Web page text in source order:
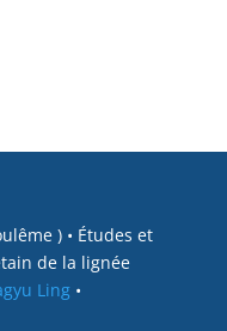
) • Études et
de la lignée
Ling•